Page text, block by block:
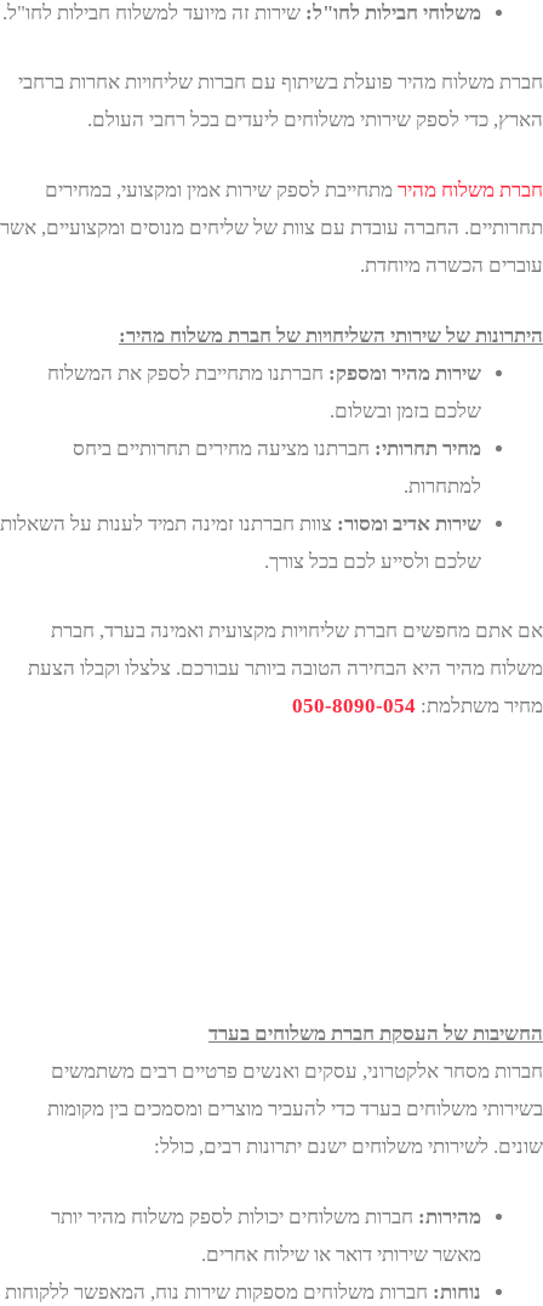
משלוחי חבילות לחו"ל:שירות זה מיועד למשלוח חבילות לחו"ל.
מהיר פועלת בשיתוף עם חברות שליחויות אחרות ברחבי
כדי לספק שירותי משלוחים ליעדים בכל רחבי העולם.
מהיר מתחייבת לספק שירות אמין ומקצועי, במחירים
החברה עובדת עם צוות של שליחים מנוסים ומקצועיים, אשר
הכשרה מיוחדת.
של שירותי השליחויות של חברת משלוח מהיר:
שירות מהיר ומספק:חברתנו מתחייבת לספק את המשלוח
שלכם בזמן ובשלום.
מחיר תחרותי:חברתנו מציעה מחירים תחרותיים ביחס
למתחרות.
שירות אדיב ומסור:צוות חברתנו זמינה תמיד לענות על השאלות
שלכם ולסייע לכם בכל צורך.
מחפשים חברת שליחויות מקצועית ואמינה בערד, חברת
מהיר היא הבחירה הטובה ביותר עבורכם. צלצלו וקבלו הצעת
משתלמת:050-8090-054
של העסקת חברת משלוחים בערד
מסחר אלקטרוני, עסקים ואנשים פרטיים רבים משתמשים
משלוחים בערד כדי להעביר מוצרים ומסמכים בין מקומות
לשירותי משלוחים ישנם יתרונות רבים, כולל:
מהירות:חברות משלוחים יכולות לספק משלוח מהיר יותר
מאשר שירותי דואר או שילוח אחרים.
נוחות:חברות משלוחים מספקות שירות נוח, המאפשר ללקוחות